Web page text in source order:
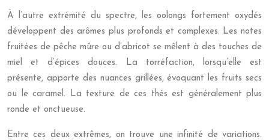
À l’autre extrémité du spectre, les oolongs fortement oxydés
développent des arômes plus profonds et complexes. Les notes
fruitées de pêche mûre ou d’abricot se mêlent à des touches de
miel et d’épices douces. La torréfaction, lorsqu’elle est
présente, apporte des nuances grillées, évoquant les fruits secs
ou le caramel. La texture de ces thés est généralement plus
ronde et onctueuse.
Entre ces deux extrêmes, on trouve une infinité de variations.